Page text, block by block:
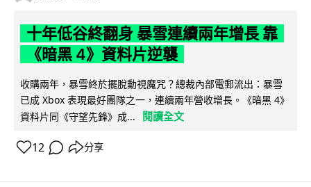
十年低谷終翻身 暴雪連續兩年增長 靠
《暗黑 4》資料片逆襲
收購兩年，暴雪終於擺脫動視魔咒？總裁內部電郵流出：暴雪
已成 Xbox 表現最好團隊之一，連續兩年營收增長。《暗黑 4》
資料片同《守望先鋒》成...
閱讀全文
12 分享